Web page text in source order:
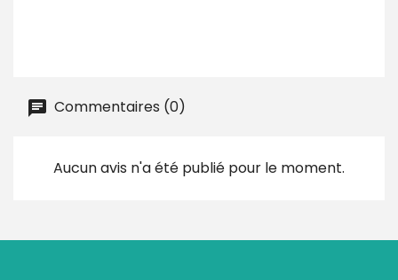
Commentaires (0)
Aucun avis n'a été publié pour le moment.